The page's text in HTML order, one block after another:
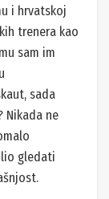
i hrvatskoj
trenera kao
sam im
sada
Nikada ne
gledati